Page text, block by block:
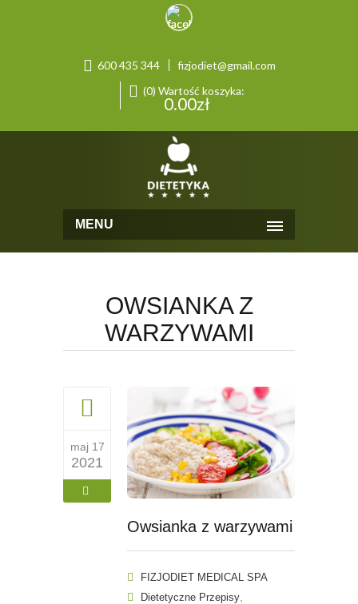
600 435 344
fizjodiet@gmail.com
(0) Wartość koszyka:
0.00zł
MENU
OWSIANKA Z
WARZYWAMI
maj 17
2021
Owsianka z warzywami
FIZJODIET MEDICAL SPA
Dietetyczne Przepisy